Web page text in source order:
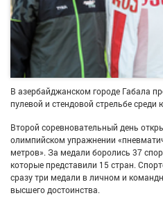
В азербайджанском городе Габала
пулевой и стендовой стрельбе среди
Второй соревновательный день
олимпийском упражнении
метров». За медали боролись 37
которые представили 15 стран.
сразу три медали в личном и
высшего достоинства.